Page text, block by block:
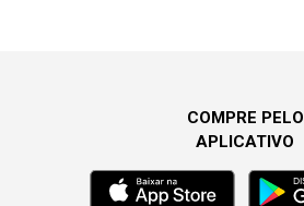
COMPRE PELO
APLICATIVO